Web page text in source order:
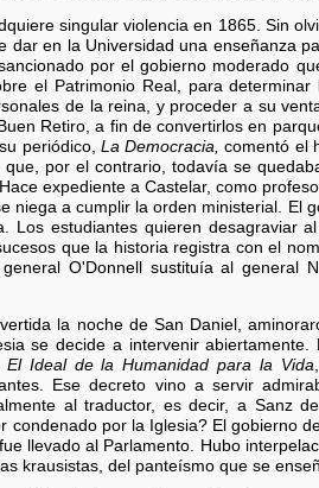
singular violencia en 1865. Sin
dar en la Universidad una enseñanza
por el gobierno moderado
el Patrimonio Real, para
de la reina, y proceder a su
Retiro, a fin de convertirlos en
periódico, La Democracia, comentó el
por el contrario, todavía se
expediente a Castelar, como
niega a cumplir la orden ministerial. El
Los estudiantes quieren desagraviar
que la historia registra con el
O'Donnell sustituía al general
la noche de San Daniel,
se decide a intervenir
El Ideal de la Humanidad para la Vida
Ese decreto vino a servir
al traductor, es decir, a Sanz
condenado por la Iglesia? El gobierno
llevado al Parlamento. Hubo
krausistas, del panteísmo que se